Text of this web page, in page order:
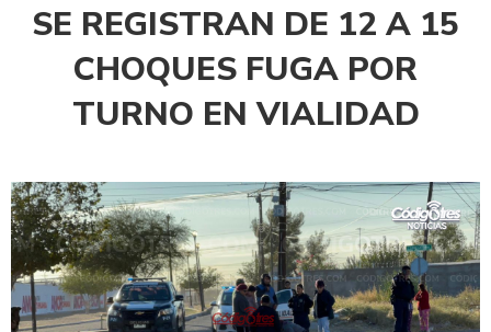
SE REGISTRAN DE 12 A 15
CHOQUES FUGA POR
TURNO EN VIALIDAD